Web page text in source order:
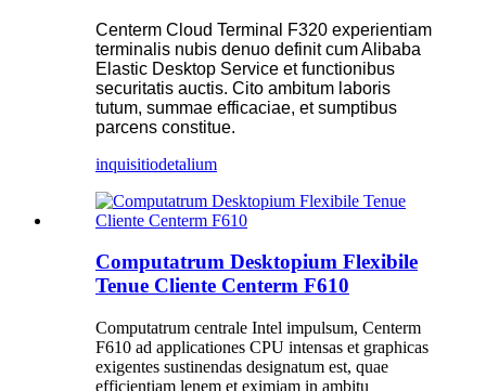
Centerm Cloud Terminal F320 experientiam
terminalis nubis denuo definit cum Alibaba
Elastic Desktop Service et functionibus
securitatis auctis. Cito ambitum laboris
tutum, summae efficaciae, et sumptibus
parcens constitue.
inquisitiodetalium
Computatrum Desktopium Flexibile
Tenue Cliente Centerm F610
Computatrum centrale Intel impulsum, Centerm
F610 ad applicationes CPU intensas et graphicas
exigentes sustinendas designatum est, quae
efficientiam lenem et eximiam in ambitu